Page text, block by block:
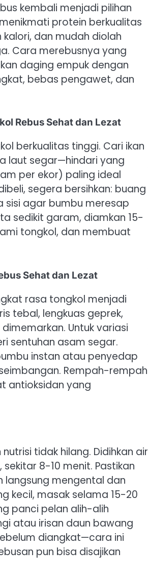
kembali menjadi pilihan
protein berkualitas
dan mudah diolah
Cara merebusnya yang
daging empuk dengan
bebas pengawet, dan
Rebus Sehat dan Lezat
berkualitas tinggi. Cari ikan
laut segar—hindari yang
per ekor) paling ideal
segera bersihkan: buang
sisi agar bumbu meresap
sedikit garam, diamkan 15-
tongkol, dan membuat
Sehat dan Lezat
rasa tongkol menjadi
tebal, lengkuas geprek,
Untuk variasi
sentuhan asam segar.
instan atau penyedap
Rempah-rempah
antioksidan yang
tidak hilang. Didihkan air
8-10 menit. Pastikan
langsung mengental dan
kecil, masak selama 15-20
panci pelan alih-alih
atau irisan daun bawang
diangkat—cara ini
pun bisa disajikan